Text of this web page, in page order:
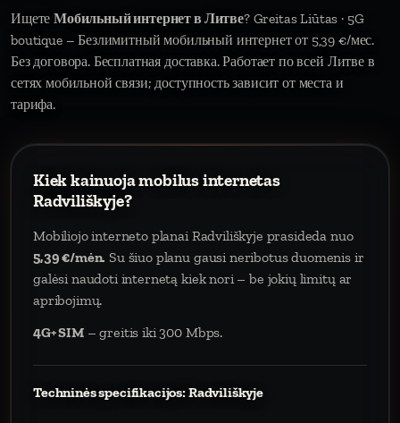
ИщетеМобильный интернет в Литве? Greitas Liūtas · 5G
boutique – Безлимитный мобильный интернет от 5,39 €/мес.
Без договора. Бесплатная доставка. Работает по всей Литве в
сетях мобильной связи; доступность зависит от места и
тарифа.
Kiek kainuoja mobilus internetas
Radviliškyje?
Mobiliojo interneto planai Radviliškyje prasideda nuo
5,39 €/mėn. Su šiuo planu gausi neribotus duomenis ir
galėsi naudoti internetą kiek nori – be jokių limitų ar
apribojimų.
4G+ SIM– greitis iki 300 Mbps.
Techninės specifikacijos: Radviliškyje